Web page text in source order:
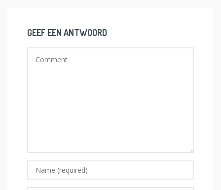
GEEF EEN ANTWOORD